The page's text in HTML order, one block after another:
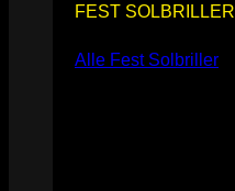
FEST SOLBRILLER
Alle Fest Solbriller